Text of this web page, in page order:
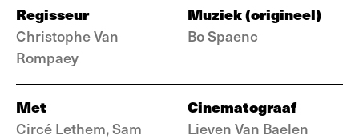
Regisseur
Christophe Van
Rompaey
Muziek (origineel)
Bo Spaenc
Met
Circé Lethem, Sam
Cinematograaf
Lieven Van Baelen